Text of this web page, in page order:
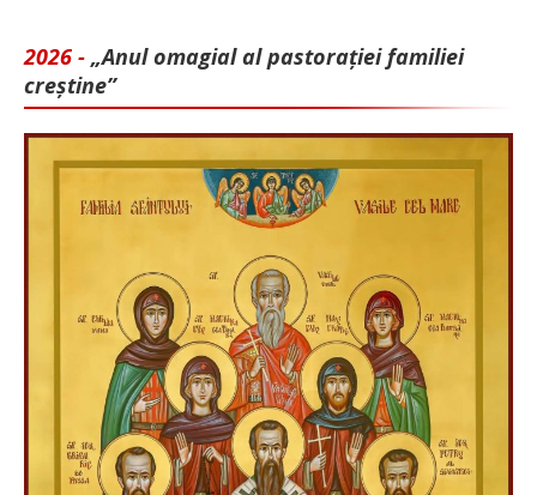
2026 - „Anul omagial al pastorației familiei
creștine”